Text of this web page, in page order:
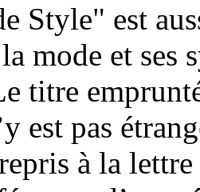
Style" est
mode et ses
titre
est pas
à la